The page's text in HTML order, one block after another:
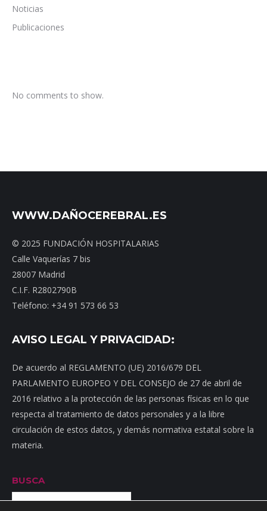
Noticias
Publicaciones
No comments to show.
WWW.DAÑOCEREBRAL.ES
© 2025 FUNDACIÓN HOSPITALARIAS
Calle Vaquerías 7 bis
28007 Madrid
C.I.F. R2802790B
Teléfono: +34 91 573 66 53
AVISO LEGAL Y PRIVACIDAD:
De acuerdo al REGLAMENTO (UE) 2016/679 DEL
PARLAMENTO EUROPEO Y DEL CONSEJO de 27 de abril de
2016 relativo a la protección de las personas físicas en lo que
respecta al tratamiento de datos personales y a la libre
circulación de estos datos, y demás normativa estatal sobre la
materia.
BUSCA
Buscar